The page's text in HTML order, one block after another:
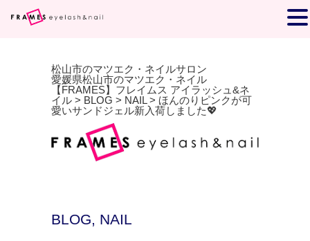
松山市のマツエク・ネイルサロン
愛媛県松山市のマツエク・ネイル
【FRAMES】フレイムス アイラッシュ&ネ
イル > BLOG > NAIL> ほんのりピンクが可
愛いサンドジェル新入荷しました💖
BLOG, NAIL